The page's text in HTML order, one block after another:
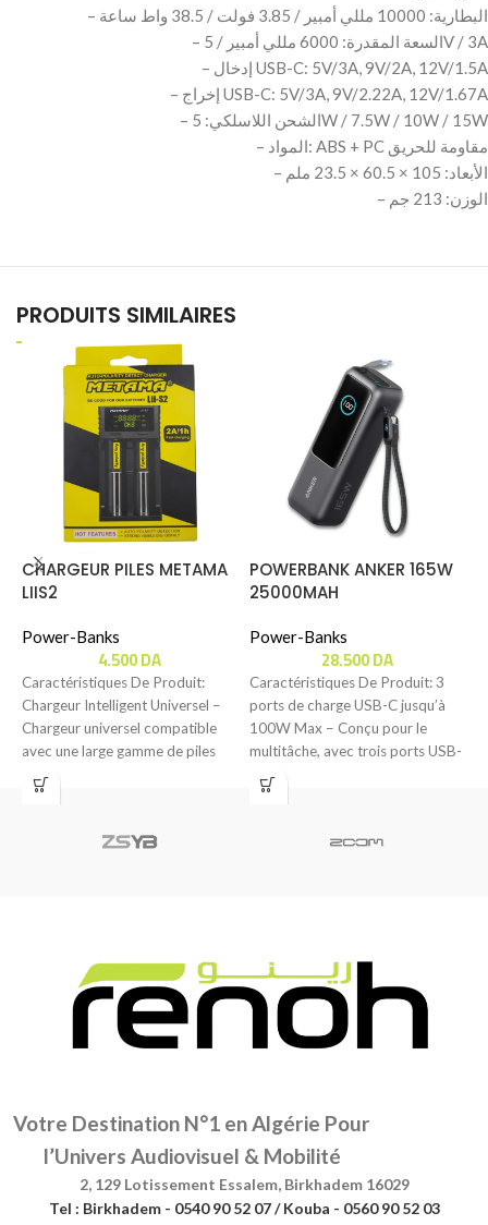
– البطارية: 10000 مللي أمبير / 3.85 فولت / 38.5 واط ساعة
– السعة المقدرة: 6000 مللي أمبير / 5V / 3A
– إدخال USB-C: 5V/3A, 9V/2A, 12V/1.5A
– إخراج USB-C: 5V/3A, 9V/2.22A, 12V/1.67A
– الشحن اللاسلكي: 5W / 7.5W / 10W / 15W
– المواد: ABS + PC مقاومة للحريق
– الأبعاد: 105 × 60.5 × 23.5 ملم
PRODUITS SIMILAIRES
CHARGEUR PILES METAMA
LIIS2
Power-Banks
4.500DA
Caractéristiques De Produit:
Chargeur Intelligent Universel –
Chargeur universel compatible
avec une large gamme de piles
rechargeables Li-ion, Ni-MH et
POWERBANK ANKER 165W
25000MAH
Power-Banks
28.500DA
Caractéristiques De Produit: 3
ports de charge USB-C jusqu’à
100W Max – Conçu pour le
multitâche, avec trois ports USB-
Votre Destination N°1 en Algérie Pour
l’Univers Audiovisuel & Mobilité
2, 129 Lotissement Essalem, Birkhadem 16029
Tel : Birkhadem - 0540 90 52 07 / Kouba - 0560 90 52 03